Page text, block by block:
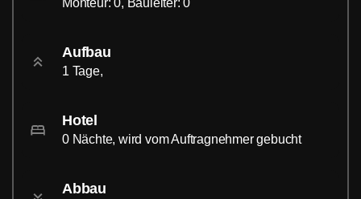
Aufbau
1 Tage,
Hotel
0 Nächte, wird vom Auftragnehmer gebucht
Abbau